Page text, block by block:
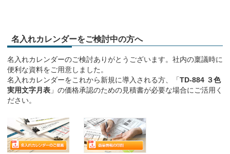
名入れカレンダーをご検討中の方へ
名入れカレンダーのご検討ありがとうございます。社内の稟議時に
便利な資料をご用意しました。
名入れカレンダーをこれから新規に導入される方、「TD-884 ３色
実用文字月表 」の価格承認のための見積書が必要な場合にご活用く
ださい。